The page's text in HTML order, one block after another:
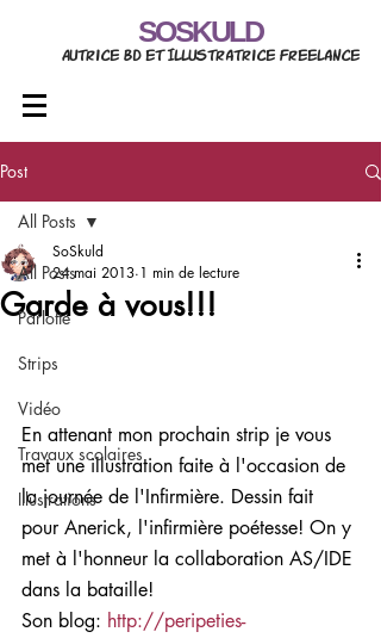
SOSKULD
Autrice BD et Illustratrice freelance
Post
All Posts
Parlotte
Strips
Vidéo
Travaux scolaires
Illustrations
All Posts
Garde à vous!!!
SoSkuld
24 mai 2013 1 min de lecture
En attenant mon prochain strip je vous
met une illustration faite à l'occasion de
la journée de l'Infirmière. Dessin fait
pour Anerick, l'infirmière poétesse! On y
met à l'honneur la collaboration AS/IDE
dans la bataille!
Son blog: http://peripeties-